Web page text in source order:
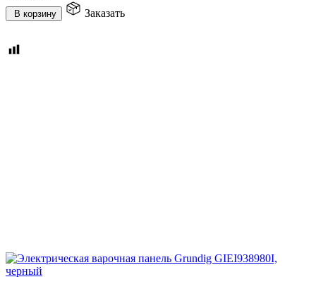
В корзину Заказать